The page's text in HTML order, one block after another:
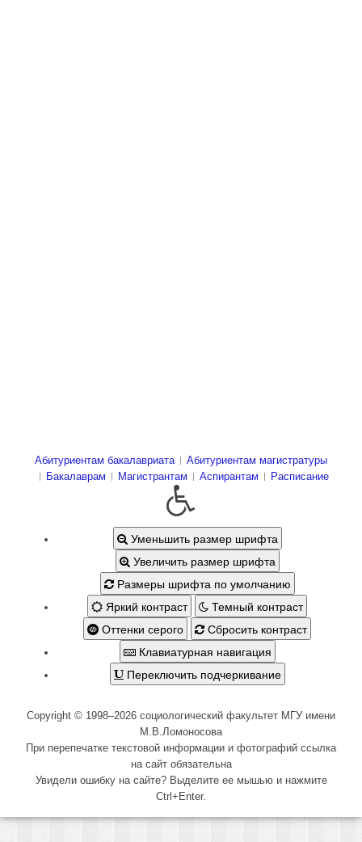
Абитуриентам бакалавриата
Абитуриентам магистратуры
Бакалаврам
Магистрантам Аспирантам Расписание
Уменьшить размер шрифта
Увеличить размер шрифта
Размеры шрифта по умолчанию
Яркий контраст
Темный контраст
Оттенки серого
Сбросить контраст
Клавиатурная навигация
Переключить подчеркивание
Copyright © 1998–2026 социологический факультет МГУ имени
М.В.Ломоносова
При перепечатке текстовой информации и фотографий ссылка
на сайт обязательна
Увидели ошибку на сайте? Выделите ее мышью и нажмите
Ctrl+Enter.